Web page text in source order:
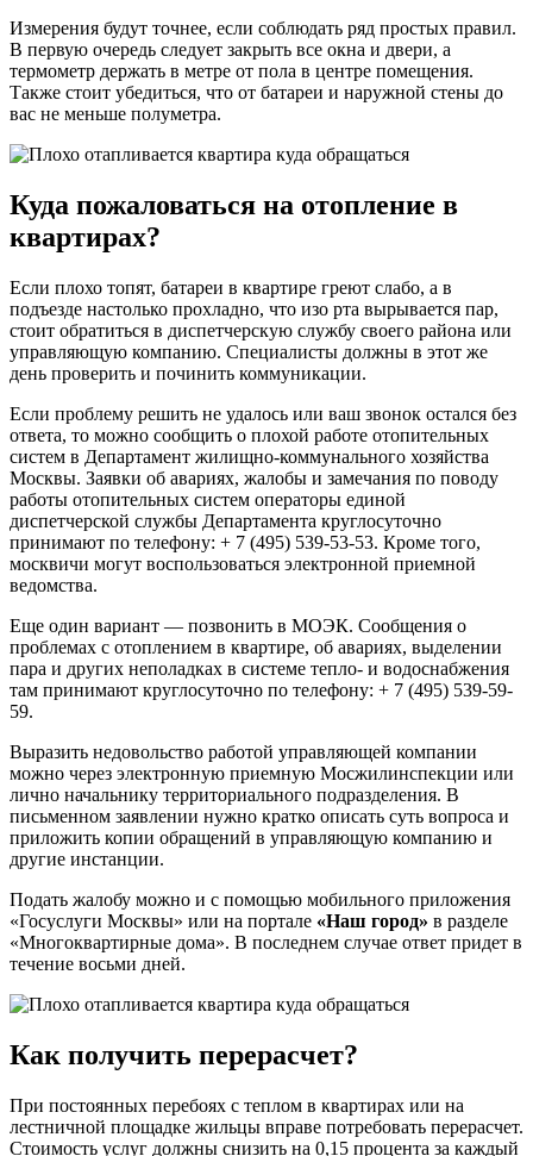
Измерения будут точнее, если соблюдать ряд простых правил.
В первую очередь следует закрыть все окна и двери, а
термометр держать в метре от пола в центре помещения.
Также стоит убедиться, что от батареи и наружной стены до
вас не меньше полуметра.
Куда пожаловаться на отопление в
квартирах?
Если плохо топят, батареи в квартире греют слабо, а в
подъезде настолько прохладно, что изо рта вырывается пар,
стоит обратиться в диспетчерскую службу своего района или
управляющую компанию. Специалисты должны в этот же
день проверить и починить коммуникации.
Если проблему решить не удалось или ваш звонок остался без
ответа, то можно сообщить о плохой работе отопительных
систем в Департамент жилищно-коммунального хозяйства
Москвы. Заявки об авариях, жалобы и замечания по поводу
работы отопительных систем операторы единой
диспетчерской службы Департамента круглосуточно
принимают по телефону: + 7 (495) 539-53-53. Кроме того,
москвичи могут воспользоваться электронной приемной
ведомства.
Еще один вариант — позвонить в МОЭК. Сообщения о
проблемах с отоплением в квартире, об авариях, выделении
пара и других неполадках в системе тепло- и водоснабжения
там принимают круглосуточно по телефону: + 7 (495) 539-59-
59.
Выразить недовольство работой управляющей компании
можно через электронную приемную Мосжилинспекции или
лично начальнику территориального подразделения. В
письменном заявлении нужно кратко описать суть вопроса и
приложить копии обращений в управляющую компанию и
другие инстанции.
Подать жалобу можно и с помощью мобильного приложения
«Госуслуги Москвы» или на портале «Наш город» в разделе
«Многоквартирные дома». В последнем случае ответ придет в
течение восьми дней.
Как получить перерасчет?
При постоянных перебоях с теплом в квартирах или на
лестничной площадке жильцы вправе потребовать перерасчет.
Стоимость услуг должны снизить на 0,15 процента за каждый